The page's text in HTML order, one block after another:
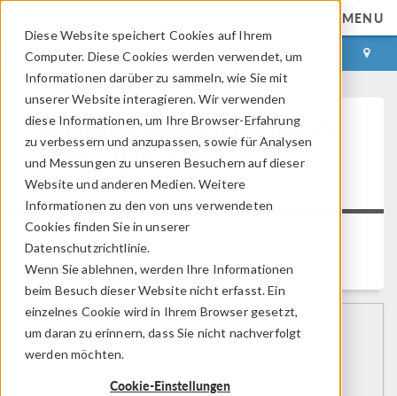
Diese Website speichert Cookies auf Ihrem
Computer. Diese Cookies werden verwendet, um
Informationen darüber zu sammeln, wie Sie mit
unserer Website interagieren. Wir verwenden
diese Informationen, um Ihre Browser-Erfahrung
zu verbessern und anzupassen, sowie für Analysen
und Messungen zu unseren Besuchern auf dieser
Website und anderen Medien. Weitere
Informationen zu den von uns verwendeten
Cookies finden Sie in unserer
Datenschutzrichtlinie.
Wenn Sie ablehnen, werden Ihre Informationen
beim Besuch dieser Website nicht erfasst. Ein
einzelnes Cookie wird in Ihrem Browser gesetzt,
um daran zu erinnern, dass Sie nicht nachverfolgt
werden möchten.
Cookie-Einstellungen
MENU
ANMELDEN KONTAKT
Xi Engineering Demos How to
Access Apps via
COMSOL Server™
Zurück zur Video Gallery
Länge: 9:58